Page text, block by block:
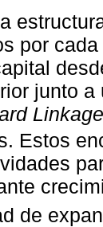
por
junto
Estos
de